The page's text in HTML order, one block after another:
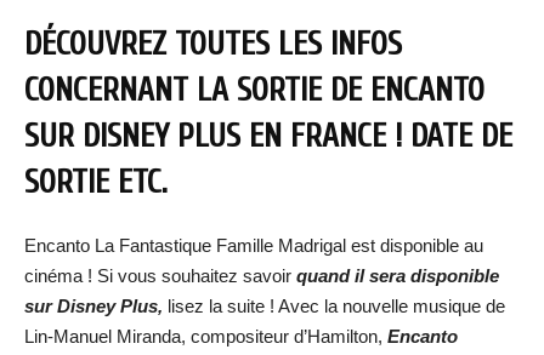
DÉCOUVREZ TOUTES LES INFOS
CONCERNANT LA SORTIE DE ENCANTO
SUR DISNEY PLUS EN FRANCE ! DATE DE
SORTIE ETC.
Encanto La Fantastique Famille Madrigal est disponible au
cinéma ! Si vous souhaitez savoir quand il sera disponible
sur Disney Plus, lisez la suite ! Avec la nouvelle musique de
Lin-Manuel Miranda, compositeur d’Hamilton, Encanto